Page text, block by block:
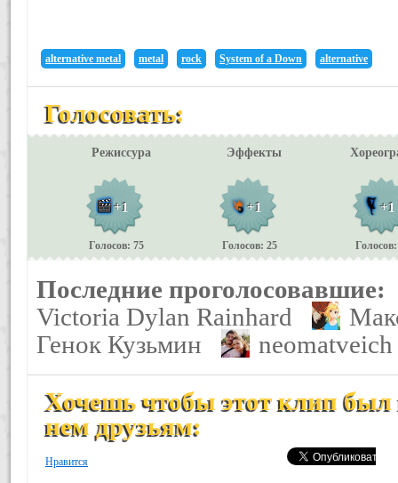
alternative metal metal rock System of a Down alternative
Голосовать:
Режиссура Эффекты
+1 +1 +1
Голосов: 75 Голосов: 25
Последние проголосовавшие:
Victoria Dylan Rainhard
Генок Кузьмин
neomatveich
Хочешь чтобы этот клип был
нем друзьям:
Нравится